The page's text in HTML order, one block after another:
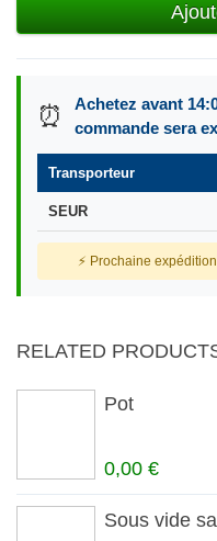
⏰
Achetez avant
commande sera
Transporteur
SEUR
⚡ Prochaine
RELATED
Pot
0,00 €
Sous vide